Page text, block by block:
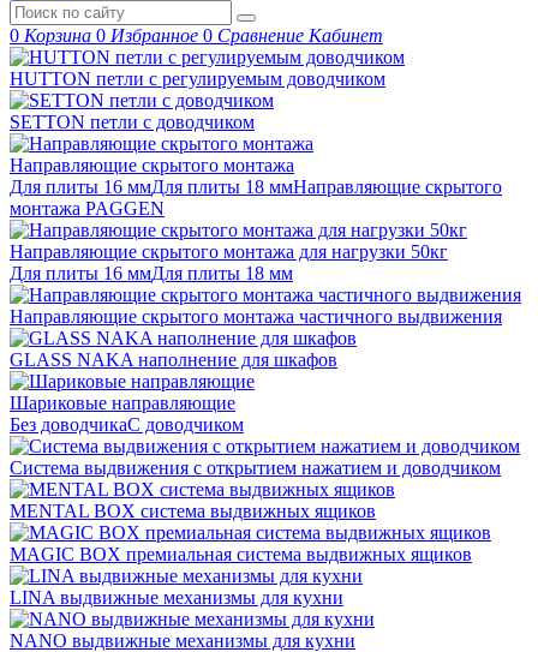
0 Корзина 0 Избранное 0 Сравнение Кабинет
HUTTON петли с регулируемым доводчиком
SETTON петли с доводчиком
Направляющие скрытого монтажа
Для плиты 16 ммДля плиты 18 ммНаправляющие скрытого
монтажа PAGGEN
Направляющие скрытого монтажа для нагрузки 50кг
Для плиты 16 ммДля плиты 18 мм
Направляющие скрытого монтажа частичного выдвижения
GLASS NAKA наполнение для шкафов
Шариковые направляющие
Без доводчикаС доводчиком
Система выдвижения с открытием нажатием и доводчиком
MENTAL BOX система выдвижных ящиков
MAGIC BOX премиальная система выдвижных ящиков
LINA выдвижные механизмы для кухни
NANO выдвижные механизмы для кухни